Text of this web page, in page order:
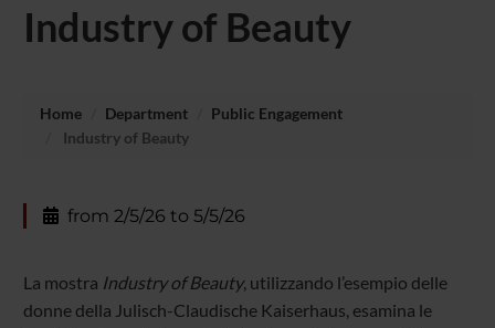
Industry of Beauty
Home Department
Public Engagement
Industry of Beauty
from 2/5/26 to 5/5/26
La mostra Industry of Beauty, utilizzando l’esempio delle
donne della Julisch-Claudische Kaiserhaus, esamina le